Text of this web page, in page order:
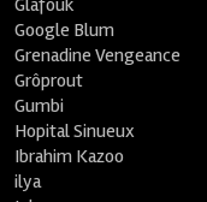
Glafouk
Google Blum
Grenadine Vengeance
Grôprout
Gumbi
Hopital Sinueux
Ibrahim Kazoo
ilya